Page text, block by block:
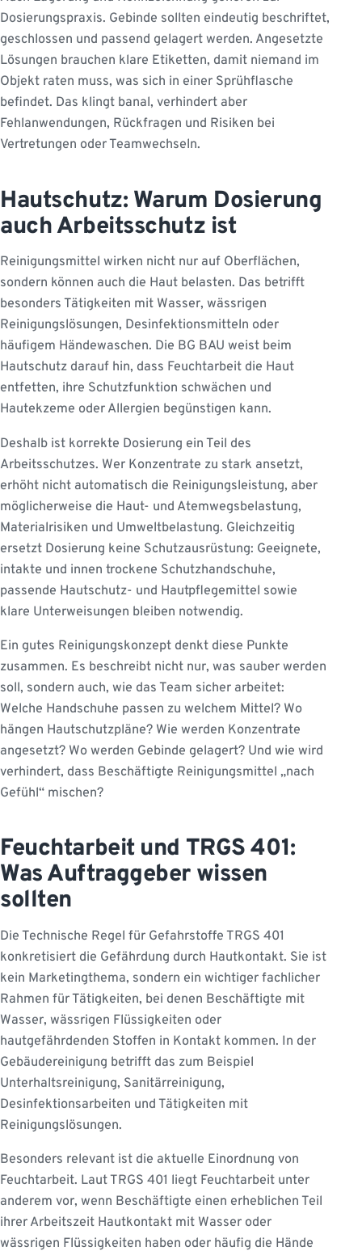
Dosierungspraxis. Gebinde sollten eindeutig beschriftet,
geschlossen und passend gelagert werden. Angesetzte
Lösungen brauchen klare Etiketten, damit niemand im
Objekt raten muss, was sich in einer Sprühflasche
befindet. Das klingt banal, verhindert aber
Fehlanwendungen, Rückfragen und Risiken bei
Vertretungen oder Teamwechseln.
Hautschutz: Warum Dosierung
auch Arbeitsschutz ist
Reinigungsmittel wirken nicht nur auf Oberflächen,
sondern können auch die Haut belasten. Das betrifft
besonders Tätigkeiten mit Wasser, wässrigen
Reinigungslösungen, Desinfektionsmitteln oder
häufigem Händewaschen. Die BG BAU weist beim
Hautschutz darauf hin, dass Feuchtarbeit die Haut
entfetten, ihre Schutzfunktion schwächen und
Hautekzeme oder Allergien begünstigen kann.
Deshalb ist korrekte Dosierung ein Teil des
Arbeitsschutzes. Wer Konzentrate zu stark ansetzt,
erhöht nicht automatisch die Reinigungsleistung, aber
möglicherweise die Haut- und Atemwegsbelastung,
Materialrisiken und Umweltbelastung. Gleichzeitig
ersetzt Dosierung keine Schutzausrüstung: Geeignete,
intakte und innen trockene Schutzhandschuhe,
passende Hautschutz- und Hautpflegemittel sowie
klare Unterweisungen bleiben notwendig.
Ein gutes Reinigungskonzept denkt diese Punkte
zusammen. Es beschreibt nicht nur, was sauber werden
soll, sondern auch, wie das Team sicher arbeitet:
Welche Handschuhe passen zu welchem Mittel? Wo
hängen Hautschutzpläne? Wie werden Konzentrate
angesetzt? Wo werden Gebinde gelagert? Und wie wird
verhindert, dass Beschäftigte Reinigungsmittel „nach
Gefühl“ mischen?
Feuchtarbeit und TRGS 401:
Was Auftraggeber wissen
sollten
Die Technische Regel für Gefahrstoffe TRGS 401
konkretisiert die Gefährdung durch Hautkontakt. Sie ist
kein Marketingthema, sondern ein wichtiger fachlicher
Rahmen für Tätigkeiten, bei denen Beschäftigte mit
Wasser, wässrigen Flüssigkeiten oder
hautgefährdenden Stoffen in Kontakt kommen. In der
Gebäudereinigung betrifft das zum Beispiel
Unterhaltsreinigung, Sanitärreinigung,
Desinfektionsarbeiten und Tätigkeiten mit
Reinigungslösungen.
Besonders relevant ist die aktuelle Einordnung von
Feuchtarbeit. Laut TRGS 401 liegt Feuchtarbeit unter
anderem vor, wenn Beschäftigte einen erheblichen Teil
ihrer Arbeitszeit Hautkontakt mit Wasser oder
wässrigen Flüssigkeiten haben oder häufig die Hände